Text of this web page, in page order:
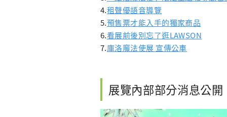
4.租聲優語音導覽
5.預售票才能入手的獨家商品
6.看展前後別忘了逛LAWSON
7.庫洛魔法使展 宣傳公車
展覽內部部分消息公開